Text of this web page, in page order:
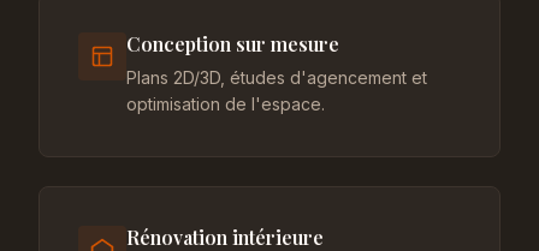
Conception sur mesure
Plans 2D/3D, études d'agencement et
optimisation de l'espace.
Rénovation intérieure